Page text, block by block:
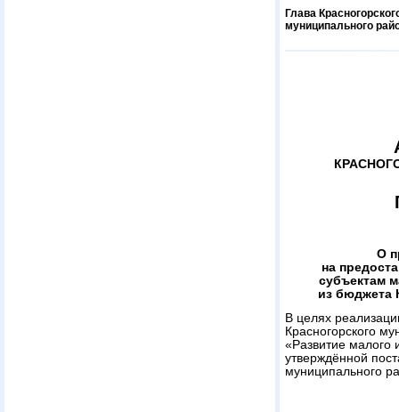
Глава
муниципального
О
на
субъектам
из бюджета
В целях
Красногорского
«Развитие малого
утверждённой
муниципального